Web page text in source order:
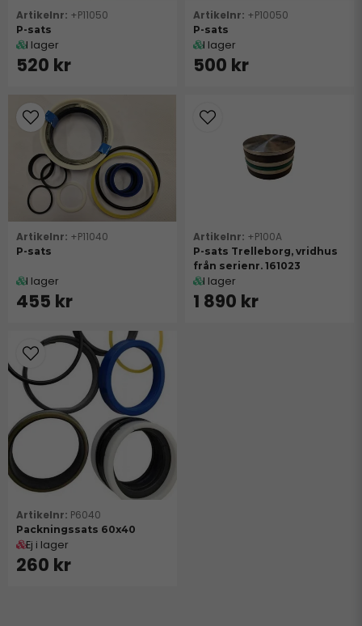
+P11050
P-sats
I lager
520 kr
+P10050
P-sats
I lager
500 kr
+P11040
P-sats
I lager
455 kr
+P100A
P-sats Trelleborg, vridhus
från serienr. 161023
I lager
1 890 kr
P6040
Packningssats 60x40
Ej i lager
260 kr